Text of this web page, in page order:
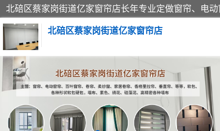
北碚区蔡家岗街道亿家窗帘店
软包硬包
窗帘